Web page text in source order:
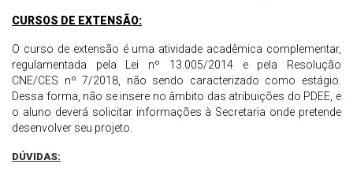
CURSOS DE EXTENSÃO:
O curso de extensão é uma atividade acadêmica complementar,
regulamentada pela Lei nº 13.005/2014 e pela Resolução
CNE/CES nº 7/2018, não sendo caracterizado como estágio.
Dessa forma, não se insere no âmbito das atribuições do PDEE, e
o aluno deverá solicitar informações à Secretaria onde pretende
desenvolver seu projeto.
DÚVIDAS: